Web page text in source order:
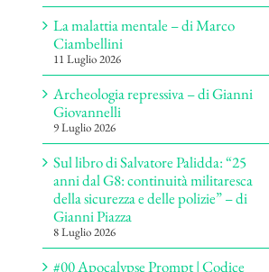
La malattia mentale – di Marco
Ciambellini
11 Luglio 2026
Archeologia repressiva – di Gianni
Giovannelli
9 Luglio 2026
Sul libro di Salvatore Palidda: “25
anni dal G8: continuità militaresca
della sicurezza e delle polizie” – di
Gianni Piazza
8 Luglio 2026
#00 Apocalypse Prompt | Codice